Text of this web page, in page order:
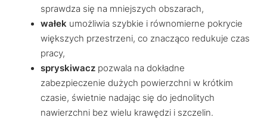
sprawdza się na mniejszych obszarach,
wałek umożliwia szybkie i równomierne pokrycie
większych przestrzeni, co znacząco redukuje czas
pracy,
spryskiwacz pozwala na dokładne
zabezpieczenie dużych powierzchni w krótkim
czasie, świetnie nadając się do jednolitych
nawierzchni bez wielu krawędzi i szczelin.